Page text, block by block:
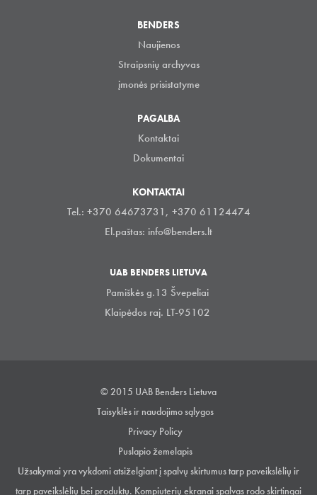
BENDERS
Naujienos
Straipsnių archyvas
įmonės prisistatyme
PAGALBA
Kontaktai
Dokumentai
KONTAKTAI
Tel.: +370 64673731, +370 61124474
El.paštas: info@benders.lt
UAB BENDERS LIETUVA
Pamiškės g.13 Švepeliai
Klaipėdos raj. LT-95102
© 2015 UAB Benders Lietuva
Taisyklės ir naudojimo sąlygos
Privacy Policy
Puslapio žemelapis
Užsakymai yra vykdomi atsiželgiant į spalvų skirtumus tarp paveikslėlių ir
tarp paveikslėlių bei produktų. Kompiuterių ekranai spalvas rodo skirtingai